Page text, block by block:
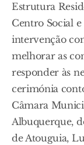
Estrutura
Centro Social
intervenção
melhorar as
responder às
cerimónia
Câmara
Albuquerque,
de Atouguia,